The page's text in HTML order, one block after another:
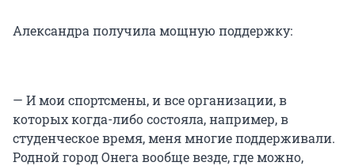
Александра получила мощную поддержку:
— И мои спортсмены, и все организации, в
которых когда-либо состояла, например, в
студенческое время, меня многие поддерживали.
Родной город Онега вообще везде, где можно,